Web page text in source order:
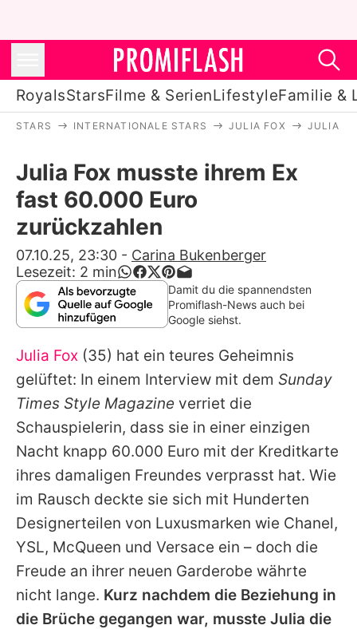
RoyalsStarsFilme & SerienLifestyleFamilie &
Stars
Filme & Serien
Lifestyle
Familie & Liebe
Promiflash Exklusiv
Alle Themen auf Promiflash
Jobs
App runterladen
Team
Redaktionelle Richtlinien
Impressum
Datenschutzerklärung
STARS INTERNATIONALE STARS JULIA FOX JULIA
Julia Fox musste ihrem Ex
fast 60.000 Euro
zurückzahlen
07.10.25, 23:30 - Carina Bukenberger
Lesezeit: 2 min
Damit du die spannendsten
Promiflash-News auch bei
Google siehst.
Julia Fox (35) hat ein teures Geheimnis
gelüftet: In einem Interview mit dem Sunday
Times Style Magazine verriet die
Schauspielerin, dass sie in einer einzigen
Nacht knapp 60.000 Euro mit der Kreditkarte
ihres damaligen Freundes verprasst hat. Wie
im Rausch deckte sie sich mit Hunderten
Designerteilen von Luxusmarken wie Chanel,
YSL, McQueen und Versace ein – doch die
Freude an ihrer neuen Garderobe währte
nicht lange. Kurz nachdem die Beziehung in
die Brüche gegangen war, musste Julia die